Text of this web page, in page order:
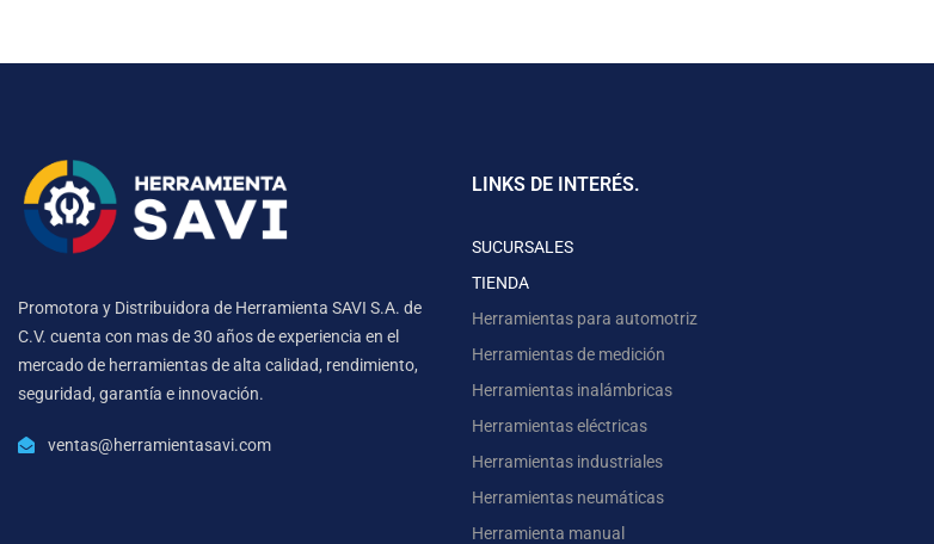
Promotora y Distribuidora de Herramienta SAVI S.A. de
C.V. cuenta con mas de 30 años de experiencia en el
mercado de herramientas de alta calidad, rendimiento,
seguridad, garantía e innovación.
ventas@herramientasavi.com
LINKS DE INTERÉS.
SUCURSALES
TIENDA
Herramientas para automotriz
Herramientas de medición
Herramientas inalámbricas
Herramientas eléctricas
Herramientas industriales
Herramientas neumáticas
Herramienta manual